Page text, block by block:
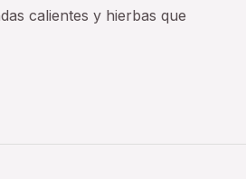
calientes y hierbas que